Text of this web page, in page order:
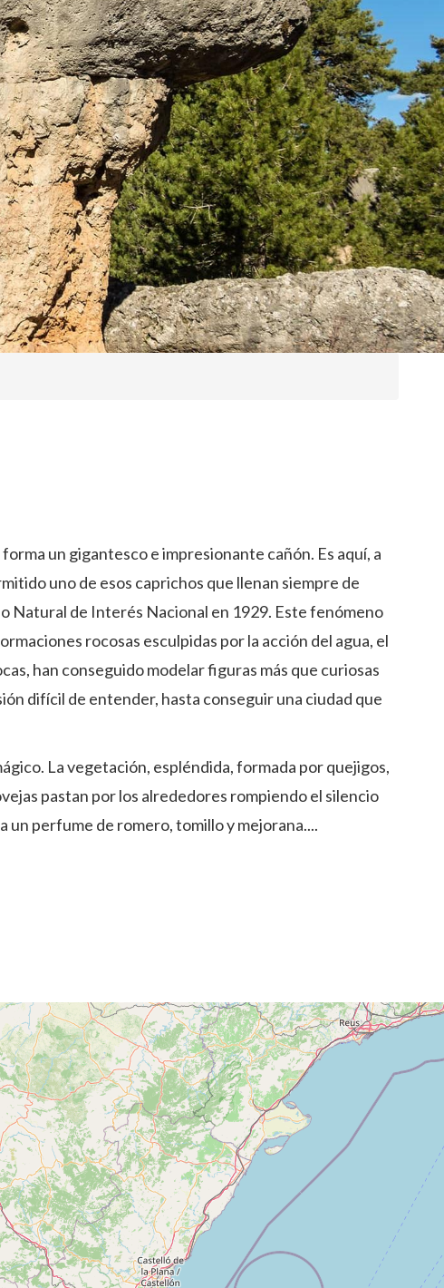
un gigantesco e impresionante cañón. Es aquí, a
uno de esos caprichos que llenan siempre de
Natural de Interés Nacional en 1929. Este fenómeno
rocosas esculpidas por la acción del agua, el
han conseguido modelar figuras más que curiosas
difícil de entender, hasta conseguir una ciudad que
La vegetación, espléndida, formada por quejigos,
pastan por los alrededores rompiendo el silencio
un perfume de romero, tomillo y mejorana....